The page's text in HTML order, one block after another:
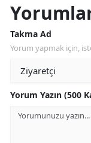
Takma Ad
Yorum yapmak için,
Yorum Yazın (500